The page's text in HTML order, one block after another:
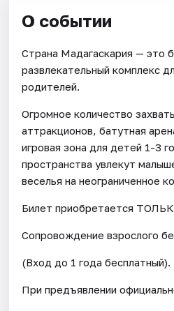
О событии
Страна Мадагаскария — это
развлекательный комплекс
родителей.
Огромное количество
аттракционов, батутная
игровая зона для детей 1-3
пространства увлекут
веселья на неограниченное
Билет приобретается
Сопровождение взрослого
(Вход до 1 года бесплатный).
При предъявлении